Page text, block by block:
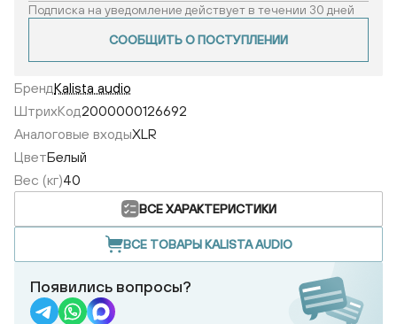
Подписка на уведомление действует в течении 30 дней
СООБЩИТЬ О ПОСТУПЛЕНИИ
БрендKalista audio
ШтрихКод2000000126692
Аналоговые входыXLR
ЦветБелый
Вес (кг)40
ВСЕ ХАРАКТЕРИСТИКИ
ВСЕ ТОВАРЫ KALISTA AUDIO
Появились вопросы?